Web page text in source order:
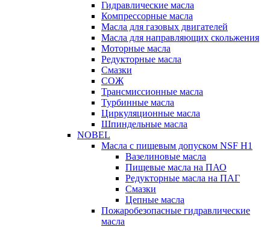
Гидравлические масла
Компрессорные масла
Масла для газовых двигателей
Масла для направляющих скольжения
Моторные масла
Редукторные масла
Смазки
СОЖ
Трансмиссионные масла
Турбинные масла
Циркуляционные масла
Шпиндельные масла
NOBEL
Масла с пищевым допуском NSF H1
Вазелиновые масла
Пищевые масла на ПАО
Редукторные масла на ПАГ
Смазки
Цепные масла
Пожаробезопасные гидравлические
масла